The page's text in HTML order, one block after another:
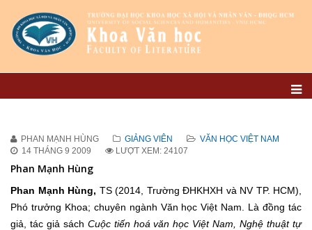
PHAN MẠNH HÙNG GIẢNG VIÊN
VĂN HỌC VIỆT NAM
14 THÁNG 9 2009
LƯỢT XEM: 24107
Phan Mạnh Hùng
Phan Mạnh Hùng, TS (2014, Trường ĐHKHXH và NV TP. HCM),
Phó trưởng Khoa; chuyên ngành Văn học Việt Nam. Là đồng tác
giả, tác giả sách Cuộc tiến hoá văn học Việt Nam, Nghệ thuật tự